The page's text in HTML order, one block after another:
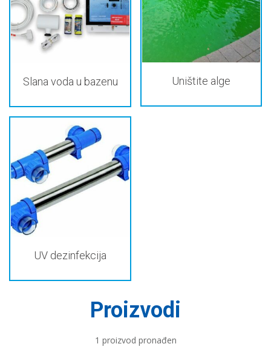
Slana voda u bazenu Uništite alge
UV dezinfekcija
Proizvodi
1 proizvod pronađen